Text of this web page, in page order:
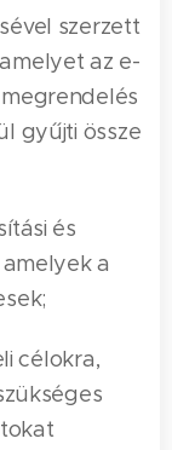
szerzett
az e-
gyűjti össze
és
a
célokra,